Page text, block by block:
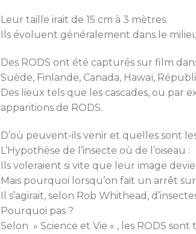
Leur taille irait de 15 cm à 3 mètres.
Ils évoluent généralement dans le
Des RODS ont été capturés sur film
Suède, Finlande, Canada, Hawaï,
Des lieux tels que les cascades, ou par
apparitions de RODS.
D’où peuvent-ils venir et quelles sont
L’Hypothèse de l’insecte où de l’oiseau :
Ils voleraient si vite que leur image
Mais pourquoi lorsqu’on fait un arrêt
Il s’agirait, selon Rob Whithead,
Pourquoi pas ?
Selon » Science et Vie « , les RODS